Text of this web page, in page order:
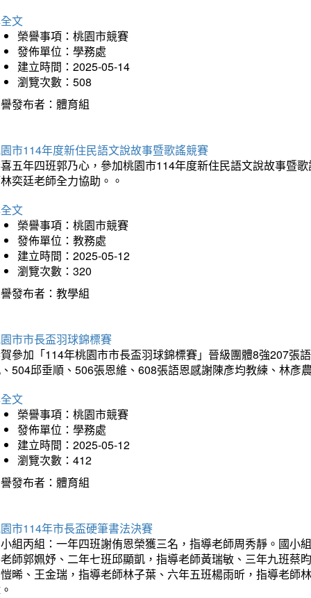
文
榮譽事項：桃園市競賽
發佈單位：學務處
建立時間：2025-05-14
瀏覽次數：508
發布者：體育組
市114年度新住民語文說故事暨歌謠競賽
五年四班郭乃心，參加桃園市114年度新住民語文說故事暨
奕廷老師全力協助。。
文
榮譽事項：桃園市競賽
發佈單位：教務處
建立時間：2025-05-12
瀏覽次數：320
發布者：教學組
市市長盃羽球錦標賽
參加「114年桃園市市長盃羽球錦標賽」晉級團體8強207張
504邱垂順、506張恩維、608張語恩感謝陳彥均教練、林彥
文
榮譽事項：桃園市競賽
發佈單位：學務處
建立時間：2025-05-12
瀏覽次數：412
發布者：體育組
市114年市長盃硬筆書法決賽
組丙組：一年四班謝侑恩榮獲三名，指導老師周秀靜。國小
師郭姵妤、二年七班邱顯凱，指導老師黃瑞敏、三年九班蔡
晞、王金瑞，指導老師林子葉、六年五班楊雨昕，指導老師